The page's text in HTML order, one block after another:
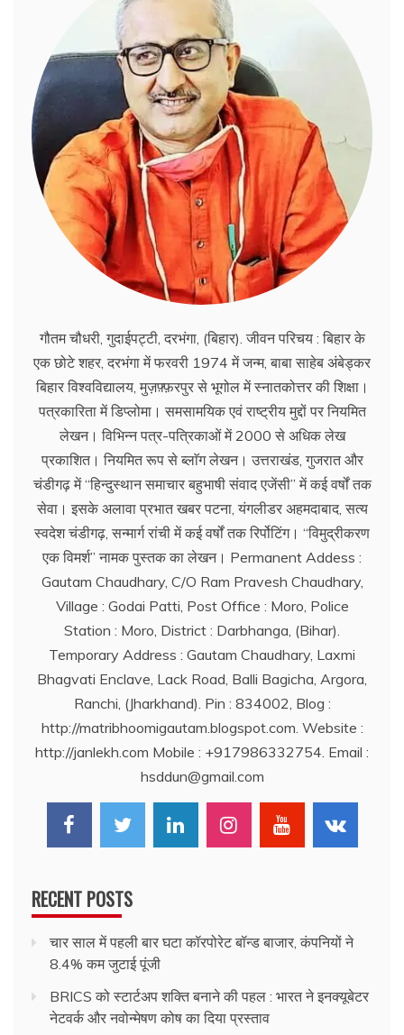
गौतम चौधरी, गुदाईपट्टी, दरभंगा, (बिहार). जीवन परिचय : बिहार के
एक छोटे शहर, दरभंगा में फरवरी 1974 में जन्म, बाबा साहेब अंबेड्कर
बिहार विश्वविद्यालय, मुज़फ़्फ़रपुर से भूगोल में स्नातकोत्तर की शिक्षा।
पत्रकारिता में डिप्लोमा। समसामयिक एवं राष्ट्रीय मुद्दों पर नियमित
लेखन। विभिन्न पत्र-पत्रिकाओं में 2000 से अधिक लेख
प्रकाशित। नियमित रूप से ब्लाॅग लेखन। उत्तराखंड, गुजरात और
चंडीगढ़ में ‘‘हिन्दुस्थान समाचार बहुभाषी संवाद एजेंसी’’ में कई वर्षों तक
सेवा। इसके अलावा प्रभात खबर पटना, यंगलीडर अहमदाबाद, सत्य
स्वदेश चंडीगढ़, सन्मार्ग रांची में कई वर्षों तक रिर्पोटिंग। ‘‘विमुद्रीकरण
एक विमर्श’’ नामक पुस्तक का लेखन। Permanent Addess :
Gautam Chaudhary, C/O Ram Pravesh Chaudhary,
Village : Godai Patti, Post Office : Moro, Police
Station : Moro, District : Darbhanga, (Bihar).
Temporary Address : Gautam Chaudhary, Laxmi
Bhagvati Enclave, Lack Road, Balli Bagicha, Argora,
Ranchi, (Jharkhand). Pin : 834002, Blog :
http://matribhoomigautam.blogspot.com. Website :
http://janlekh.com Mobile : +917986332754. Email :
hsddun@gmail.com
RECENT POSTS
चार साल में पहली बार घटा कॉरपोरेट बॉन्ड बाजार, कंपनियों ने
8.4% कम जुटाई पूंजी
BRICS को स्टार्टअप शक्ति बनाने की पहल : भारत ने इनक्यूबेटर
नेटवर्क और नवोन्मेषण कोष का दिया प्रस्ताव